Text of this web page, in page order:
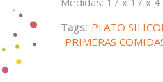
Tags: PLATO
PRIMERAS